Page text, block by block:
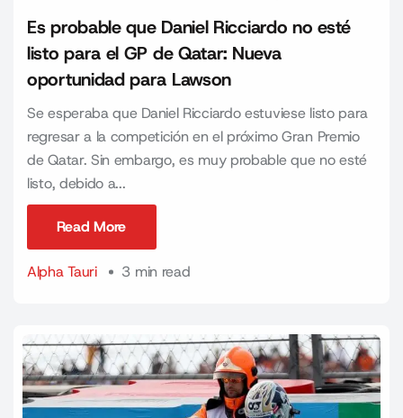
Es probable que Daniel Ricciardo no esté
listo para el GP de Qatar: Nueva
oportunidad para Lawson
Se esperaba que Daniel Ricciardo estuviese listo para
regresar a la competición en el próximo Gran Premio
de Qatar. Sin embargo, es muy probable que no esté
listo, debido a...
Read More
Alpha Tauri
3 min read